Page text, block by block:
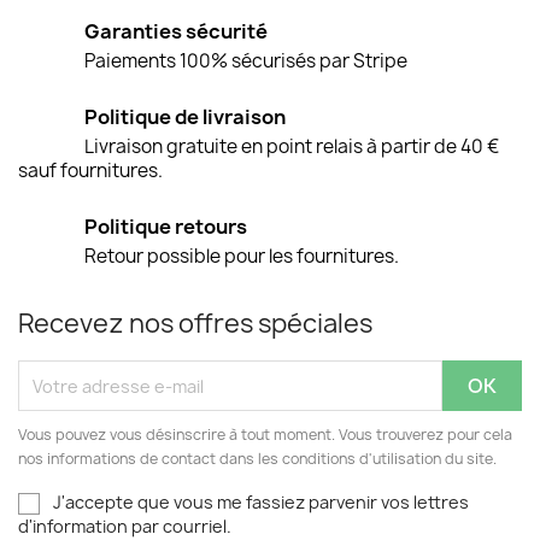
Garanties sécurité
Paiements 100% sécurisés par Stripe
Politique de livraison
Livraison gratuite en point relais à partir de 40 €
sauf fournitures.
Politique retours
Retour possible pour les fournitures.
Recevez nos offres spéciales
Vous pouvez vous désinscrire à tout moment. Vous trouverez pour cela
nos informations de contact dans les conditions d'utilisation du site.
J'accepte que vous me fassiez parvenir vos lettres
d'information par courriel.